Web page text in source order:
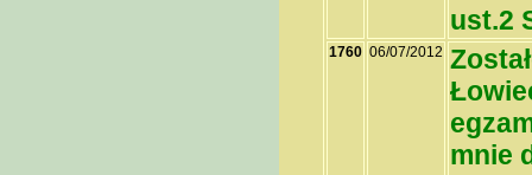
ust.2
1760 06/07/2012
mnie